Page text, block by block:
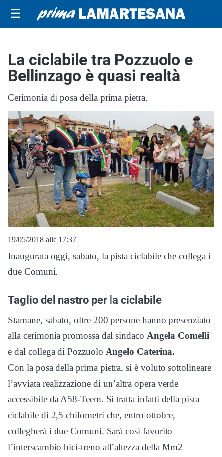
☰
La ciclabile tra Pozzuolo e
Bellinzago è quasi realtà
Cerimonia di posa della prima pietra.
19/05/2018 alle 17:37
Inaugurata oggi, sabato, la pista ciclabile che collega i
due Comuni.
Taglio del nastro per la ciclabile
Stamane, sabato, oltre 200 persone hanno presenziato
alla cerimonia promossa dal sindaco Angela Comelli
e dal collega di Pozzuolo Angelo Caterina.
Con la posa della prima pietra, si è voluto sottolineare
l’avviata realizzazione di un’altra opera verde
accessibile da A58-Teem. Si tratta infatti della pista
ciclabile di 2,5 chilometri che, entro ottobre,
collegherà i due Comuni. Sarà così favorito
l’interscambio bici-treno all’altezza della Mm2